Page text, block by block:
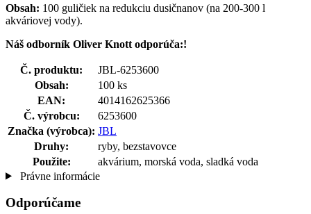
Obsah: 100 guličiek na redukciu dusičnanov (na 200-300 l
akváriovej vody).
Náš odborník Oliver Knott odporúča:!
Č. produktu:
JBL-6253600
Obsah:
100 ks
EAN:
4014162625366
Č. výrobcu:
6253600
Značka (výrobca): JBL
Druhy:
ryby, bezstavovce
Použite:
akvárium, morská voda, sladká voda
Právne informácie
Odporúčame